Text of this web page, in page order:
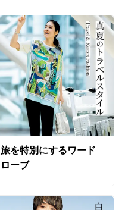
旅を特別にするワード
ローブ